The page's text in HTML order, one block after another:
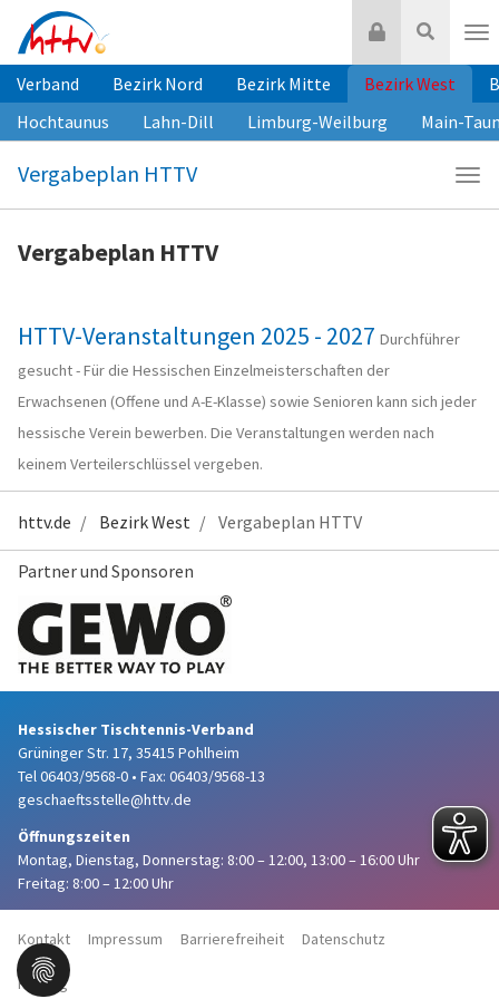
Inhalt
springen
Suche
Login
Verband Bezirk Nord Bezirk Mitte Bezirk West
Hochtaunus
Lahn-Dill Limburg-Weilburg Main-
Vergabeplan HTTV
Vergabeplan HTTV
HTTV-Veranstaltungen 2025 - 2027 Durchführer
gesucht - Für die Hessischen Einzelmeisterschaften der
Erwachsenen (Offene und A-E-Klasse) sowie Senioren kann sich jeder
hessische Verein bewerben. Die Veranstaltungen werden nach
keinem Verteilerschlüssel vergeben.
httv.de Bezirk West Vergabeplan HTTV
Partner und Sponsoren
Hessischer Tischtennis-Verband
Grüninger Str. 17, 35415 Pohlheim
Tel 06403/9568-0 • Fax: 06403/9568-13
geschaeftsstelle@httv.de
Öffnungszeiten
Montag, Dienstag, Donnerstag: 8:00 – 12:00, 13:00 – 16:00 Uhr
Freitag: 8:00 – 12:00 Uhr
Kontakt Impressum Barrierefreiheit Datenschutz
Haftung